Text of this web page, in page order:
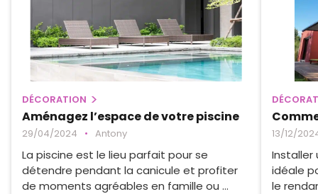
DÉCORATION
Aménagez l’espace de votre piscine
29/04/2024 • Antony
La piscine est le lieu parfait pour se
détendre pendant la canicule et profiter
de moments agréables en famille ou ...
13/12/
Installer
idéale
le